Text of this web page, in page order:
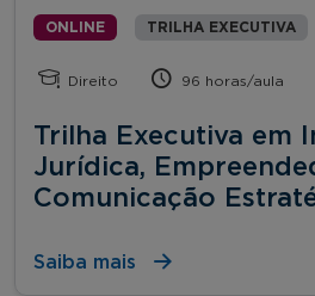
ONLINE TRILHA EXECUTIVA
Direito 96 horas/aula
Trilha Executiva em
Jurídica,
Comunicação
Saiba mais